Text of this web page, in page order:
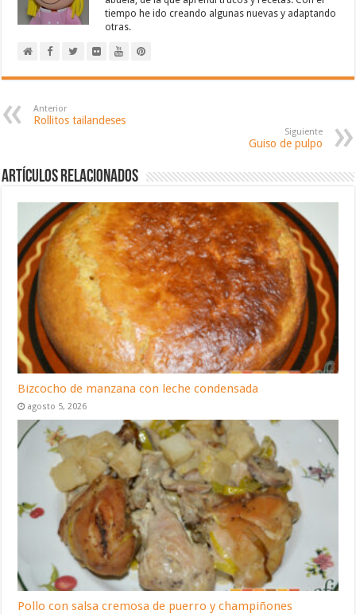
tiempo he ido creando algunas nuevas y adaptando
otras.
Anterior
Rollitos tailandeses
Siguiente
Guiso de pulpo
Artículos relacionados
Bizcocho de manzana con leche condensada
agosto 5, 2026
Pollo con salsa cremosa de puerro y champiñones